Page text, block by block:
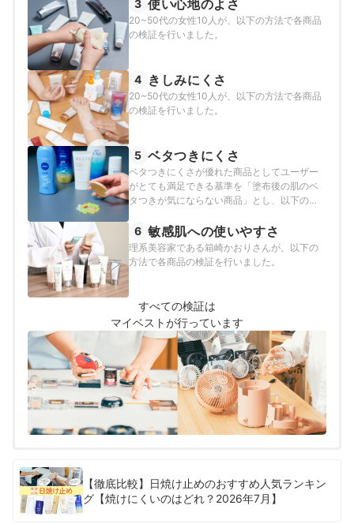
般的に扱われるSPF値は紫外線を浴びたあと
の、赤みやひりつきを起こすまでの時間を何
倍に伸ばせるかを定義しているのに対し、
す。
粧品工業連合会が定めるPA値の基準は人肌を
用いて定められていますが、肌状態の差によ
個人差による測定誤差を排除しました。一般
的に扱われるPA値はモニターが実際に紫外線
を浴びたあと、皮膚の黒化が生じたときの紫
外線量から算出されるのに対し、PA相当値は
3 使い心地のよさ
20~50代の女性10人が、以下の方法で各商品
の検証を行いました。
4 きしみにくさ
20~50代の女性10人が、以下の方法で各商品
の検証を行いました。
5 ベタつきにくさ
ベタつきにくさが優れた商品としてユーザー
がとても満足できる基準を「塗布後の肌のベ
タつきが気にならない商品」とし、以下の方
6 敏感肌への使いやすさ
理系美容家である箱崎かおりさんが、以下の
方法で各商品の検証を行いました。
すべての検証は
マイベストが行っています
【徹底比較】日焼け止めのおすすめ人気ランキン
グ【焼けにくいのはどれ？2026年7月】